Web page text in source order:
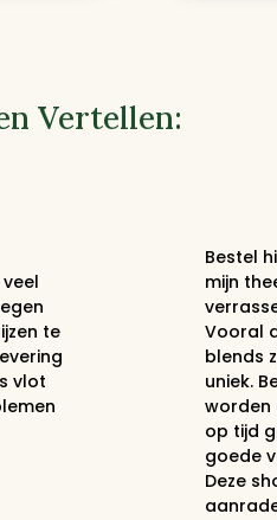
Vertellen:
te
vlot
Bestel
mijn
Vooral
blends
uniek.
worden
op tijd
goede
Deze